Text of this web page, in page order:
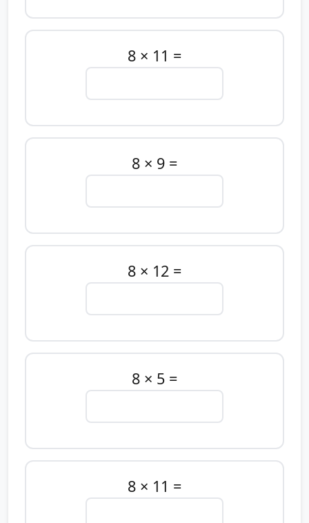
8 × 11 =
8 × 9 =
8 × 12 =
8 × 5 =
8 × 11 =